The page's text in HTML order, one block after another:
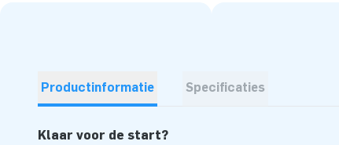
Productinformatie Specificaties
Klaar voor de start?